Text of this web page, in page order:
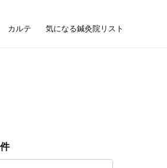
カルテ 気になる鍼灸院リスト